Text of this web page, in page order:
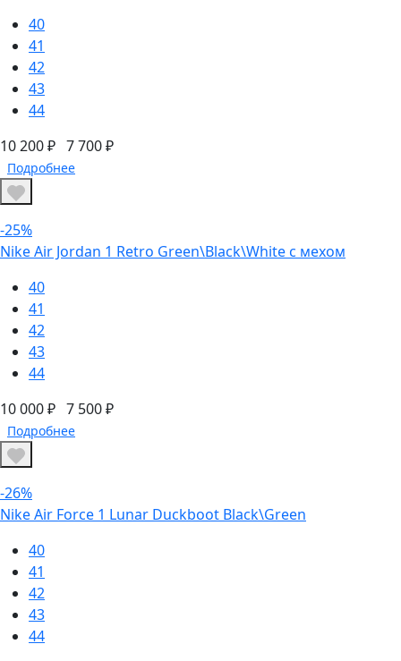
40
41
42
43
44
10 200 ₽ 7 700 ₽
Подробнее
-25%
Nike Air Jordan 1 Retro Green\Black\White с мехом
40
41
42
43
44
10 000 ₽ 7 500 ₽
Подробнее
-26%
Nike Air Force 1 Lunar Duckboot Black\Green
40
41
42
43
44